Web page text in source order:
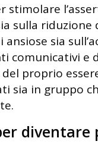
stimolare
sulla riduzione
sia
comunicativi e
proprio
sia in gruppo
diventare